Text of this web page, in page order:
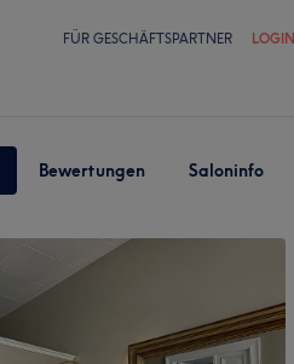
FÜR GESCHÄFTSPARTNER LOGIN
Bewertungen Saloninfo